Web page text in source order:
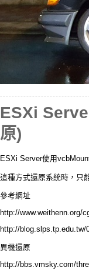
ESXi
原)
ESXi Server使用
這種方式還原系統時，只
參考網址
http://www.weithenn.org/
http://blog.slps.tp.edu.tw/
異機還原
http://bbs.vmsky.com/